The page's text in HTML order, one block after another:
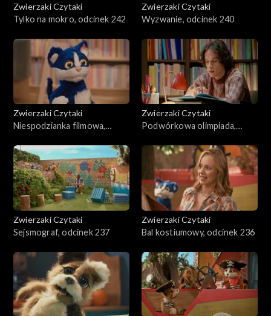
Zwierzaki Czytaki
Tylko na mokro, odcinek 242
Zwierzaki Czytaki
Wyzwanie, odcinek 240
Zwierzaki Czytaki
Niespodzianka filmowa,
Zwierzaki Czytaki
Podwórkowa olimpiada,
Zwierzaki Czytaki
Sejsmograf, odcinek 237
Zwierzaki Czytaki
Bal kostiumowy, odcinek 236